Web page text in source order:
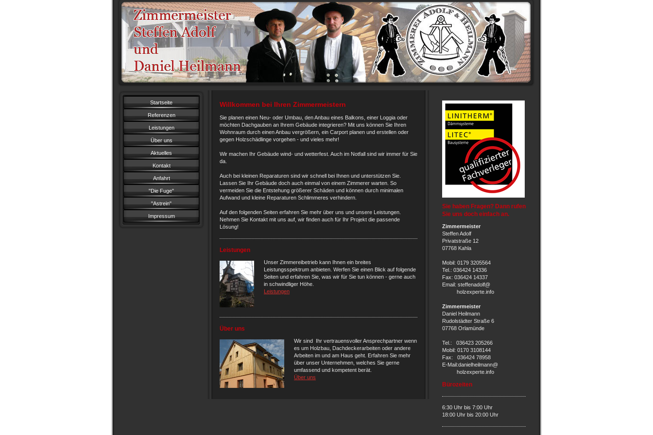
Startseite
Referenzen
Leistungen
Über uns
Aktuelles
Kontakt
Anfahrt
"Die Fuge"
"Astrein"
Impressum
Willkommen bei Ihren Zimmermeistern
Sie planen einen Neu- oder Umbau, den Anbau eines Balkons, einer Loggia oder
möchten Dachgauben an Ihrem Gebäude integrieren? Mit uns können Sie Ihren
Wohnraum durch einen Anbau vergrößern, ein Carport planen und erstellen oder
gegen Holzschädlinge vorgehen - und vieles mehr!
Wir machen Ihr Gebäude wind- und wetterfest. Auch im Notfall sind wir immer für Sie
da.
Auch bei kleinen Reparaturen sind wir schnell bei Ihnen und unterstützen Sie.
Lassen Sie Ihr Gebäude doch auch einmal von einem Zimmerer warten. So
vermeiden Sie die Entstehung größerer Schäden und können durch minimalen
Aufwand und kleine Reparaturen Schlimmeres verhindern.
Auf den folgenden Seiten erfahren Sie mehr über uns und unsere Leistungen.
Nehmen Sie Kontakt mit uns auf, wir finden auch für Ihr Projekt die passende
Lösung!
Leistungen
Unser Zimmereibetrieb kann Ihnen ein breites
Leistungsspektrum anbieten. Werfen Sie einen Blick auf folgende
Seiten und erfahren Sie, was wir für Sie tun können - gerne auch
in schwindliger Höhe.
Leistungen
Über uns
Wir sind Ihr vertrauensvoller Ansprechpartner wenn
es um Holzbau, Dachdeckerarbeiten oder andere
Arbeiten im und am Haus geht. Erfahren Sie mehr
über unser Unternehmen, welches Sie gerne
umfassend und kompetent berät.
Über uns
Sie haben Fragen? Dann rufen
Sie uns doch einfach an.
Zimmermeister
Steffen Adolf
Privatstraße 12
07768 Kahla
Mobil: 0179 3205564
Tel.: 036424 14336
Fax: 036424 14337
Email: steffenadolf@
holzexperte.info
Zimmermeister
Daniel Heilmann
Rudolstädter Straße 6
07768 Orlamünde
Tel.: 036423 205266
Mobil: 0170 3108144
Fax: 036424 78958
E-Mail:danielheilmann@
holzexperte.info
Bürozeiten
6:30 Uhr bis 7:00 Uhr
18:00 Uhr bis 20:00 Uhr